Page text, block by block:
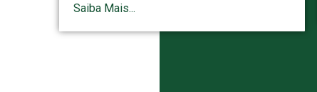
Saiba Mais...